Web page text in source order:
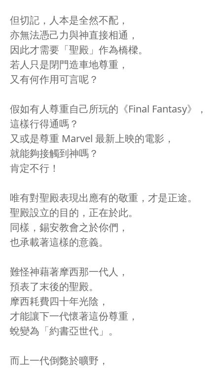
但切記，人本是全然不配，
亦無法憑己力與神直接相通，
因此才需要「聖殿」作為橋樑。
若人只是閉門造車地尊重，
又有何作用可言呢？
假如有人尊重自己所玩的《Final Fantasy》，
這樣行得通嗎？
又或是尊重 Marvel 最新上映的電影，
就能夠接觸到神嗎？
肯定不行！
唯有對聖殿表現出應有的敬重，才是正途。
聖殿設立的目的，正在於此。
同樣，錫安教會之於你們，
也承載著這樣的意義。
難怪神藉著摩西那一代人，
預表了末後的聖殿。
摩西耗費四十年光陰，
才能讓下一代懷著這份尊重，
蛻變為「約書亞世代」。
而上一代倒斃於曠野，